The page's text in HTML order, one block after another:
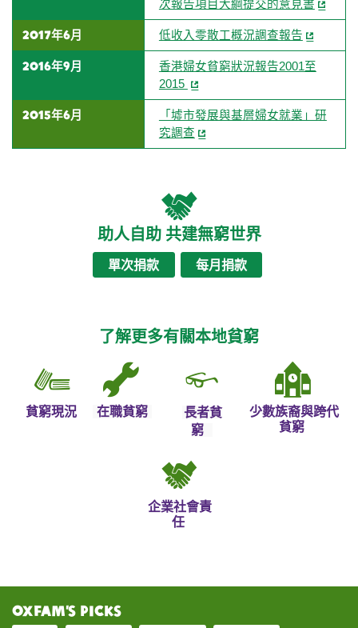
次報告項目大綱提交的意見書
2017年6月 低收入零散工概況調查報告
2016年9月
香港婦女貧窮狀況報告2001至
2015
2015年6月
「墟市發展與基層婦女就業」研
究調查
助人自助 共建無窮世界
單次捐款 每月捐款
了解更多有關本地貧窮
貧窮現況 在職貧窮
長者貧
窮
少數族裔與跨代
貧窮
企業社會責
任
Oxfam’s Picks